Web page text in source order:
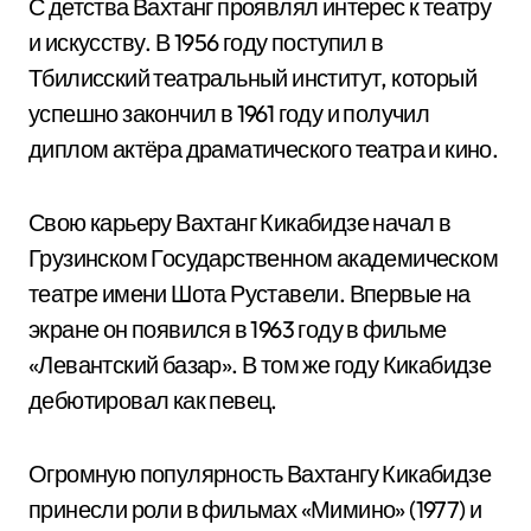
С детства Вахтанг проявлял интерес к театру
и искусству. В 1956 году поступил в
Тбилисский театральный институт, который
успешно закончил в 1961 году и получил
диплом актёра драматического театра и кино.
Свою карьеру Вахтанг Кикабидзе начал в
Грузинском Государственном академическом
театре имени Шота Руставели. Впервые на
экране он появился в 1963 году в фильме
«Левантский базар». В том же году Кикабидзе
дебютировал как певец.
Огромную популярность Вахтангу Кикабидзе
принесли роли в фильмах «Мимино» (1977) и